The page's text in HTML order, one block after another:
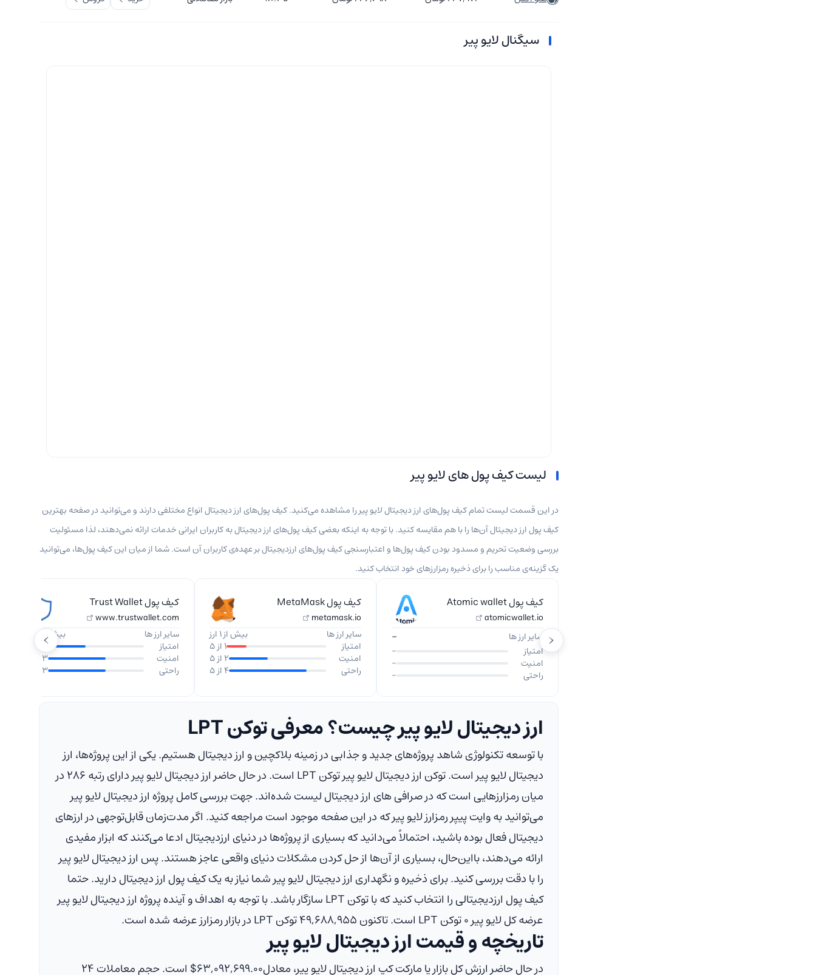
سیگنال لایو پیر
لیست کیف پول های لایو پیر
در این قسمت لیست تمام کیف پول‌های ارز دیجیتال لایو پیر را مشاهده می‌کنید. کیف پول‌های ارز دیجیتال انواع مختلفی دارند و می‌توانید در صفحه بهترین
کیف پول ارز دیجیتال آن‌ها را با هم مقایسه کنید. با توجه به اینکه بعضی کیف پول‌های ارز دیجیتال به کاربران ایرانی خدمات ارائه نمی‌دهند، لذا مسئولیت
بررسی وضعیت تحریم و مسدود بودن کیف پول‌ها و اعتبارسنجی کیف پول‌های ارزدیجیتال بر عهده‌ی کاربران آن است. شما از میان این کیف پول‌ها، می‌توانید
یک گزینه‌‌ی مناسب را برای ذخیره رمزارزهای خود انتخاب کنید.
کیف پول Atomic wallet
atomicwallet.io
سایر ارز ها
-
امتیاز
-
امنیت
-
راحتی
-
کیف پول MetaMask
metamask.io
سایر ارز ها
بیش از 1 ارز
امتیاز
1 از 5
امنیت
2 از 5
راحتی
4 از 5
کیف پول Trust Wallet
www.trustwallet.com
سایر ارز ها
بیش از 1 ارز
امتیاز
2 از 5
امنیت
3 از 5
راحتی
3 از 5
ارز دیجیتال لایو پیر چیست؟ معرفی توکن LPT
با توسعه تکنولوژی شاهد پروژه‌های جدید و جذابی در زمینهبلاکچینو ارز دیجیتال هستیم. یکی از این پروژه‌ها، ارز
دیجیتال لایو پیر است. توکن ارز دیجیتال لایو پیر توکن LPT است. در حال حاضر ارز دیجیتال لایو پیر دارای رتبه ۲۸۶ در
میان رمزارزهایی است که در صرافی های ارز دیجیتال لیست شده‌اند. جهت بررسی کامل پروژه ارز دیجیتال لایو پیر
می‌توانید به وایت پیپر رمزارز لایو پیر که در این صفحه موجود است مراجعه کنید. اگر مدت‌زمان قابل‌توجهی در ارزهای
دیجیتال فعال بوده باشید، احتمالاً می‌دانید که بسیاری از پروژه‌ها در دنیای ارزدیجیتال ادعا می‌کنند که ابزار مفیدی
ارائه می‌دهند، بااین‌حال، بسیاری از آن‌ها از حل کردن مشکلات دنیای واقعی عاجز هستند. پس ارز دیجیتال لایو پیر
را با دقت بررسی کنید. برای ذخیره و نگهداری ارز دیجیتال لایو پیر شما نیاز به یک کیف پول ارز دیجیتال دارید. حتما
کیف پول ارزدیجیتالی را انتخاب کنید که با توکن LPT سازگار باشد. با توجه به اهداف و آینده پروژه ارز دیجیتال لایو پیر
عرضه کل لایو پیر ۰ توکن LPT است. تاکنون ۴۹,۶۸۸,۹۵۵ توکن LPT در بازار رمزارز عرضه شده است.
تاریخچه و قیمت ارز دیجیتال لایو پیر
در حال حاضر ارزش کل بازار یا مارکت کپ ارز دیجیتال لایو پیر، معادل$۶۳,۰۹۲,۶۹۹.۰۰ است. حجم معاملات ۲۴